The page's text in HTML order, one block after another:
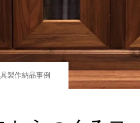
製作納品事例